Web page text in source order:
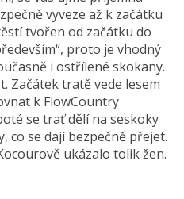
vyveze až k začátku
tvořen od začátku do
proto je vhodný
i ostřílené skokany.
Začátek tratě vede lesem
k FlowCountry
se trať dělí na seskoky
co se dají bezpečně přejet.
ukázalo tolik žen.